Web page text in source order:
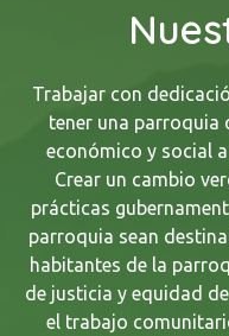
Trabajar con
tener una parroquia
económico y social
Crear un cambio
prácticas
parroquia sean
habitantes de la
de justicia y equidad
el trabajo